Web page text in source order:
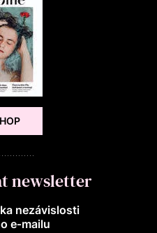
newsletter
nezávislosti
e‑mailu